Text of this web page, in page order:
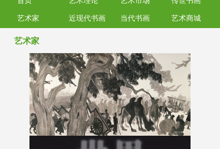
艺术家 近现代书画 当代书画 艺术商城
艺术家